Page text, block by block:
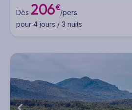
Dès 206€/pers.
pour 4 jours / 3 nuits